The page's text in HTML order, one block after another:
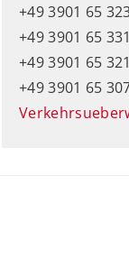
+49 3901 65
+49 3901 65 331
+49 3901 65
+49 3901 65